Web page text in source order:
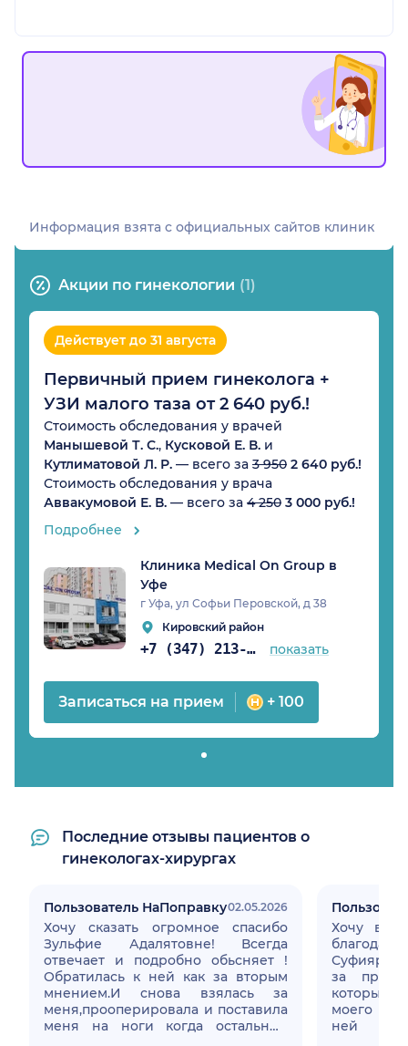
Акции по гинекологии (1)
Действует до 31 августа
Первичный прием гинеколога +
УЗИ малого таза от 2 640 руб.!
Стоимость обследования у врачей
Манышевой Т. С., Кусковой Е. В. и
Кутлиматовой Л. Р. — всего за 3 950 2 640 руб.!
Стоимость обследования у врача
Аввакумовой Е. В. — всего за 4 250 3 000 руб.!
Подробнее
Клиника Medical On Group в
Уфе
г Уфа, ул Софьи Перовской, д 38
Кировский район
+7 (347) 213-14-61 показать
Записаться на прием + 100
Информация взята c официальных сайтов клиник
Последние отзывы пациентов о
гинекологах-хирургах
Пользователь НаПоправку02.05.2026
Хочу сказать огромное спасибо
Зульфие Адалятовне! Всегда
отвечает и подробно обьсняет !
Обратилась к ней как за вторым
мнением.И снова взялась за
меня,прооперировала и поставила
меня на ноги когда остальные
Хочу
за
которые
моего
ней с